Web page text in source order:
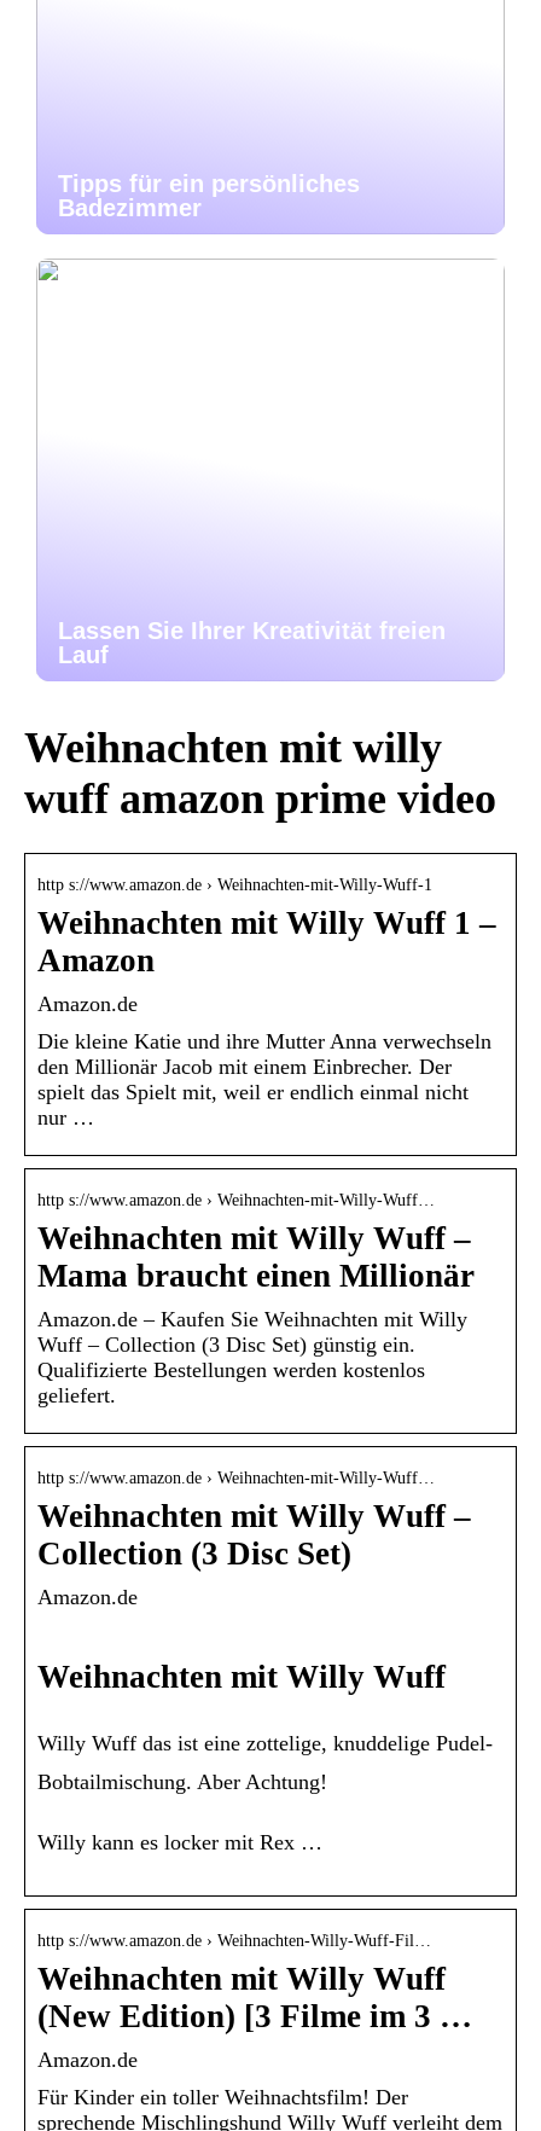
Tipps für ein persönliches
Badezimmer
Lassen Sie Ihrer Kreativität freien
Lauf
Weihnachten mit willy
wuff amazon prime video
http s://www.amazon.de › Weihnachten-mit-Willy-Wuff-1
Weihnachten mit Willy Wuff 1 –
Amazon
Amazon.de
Die kleine Katie und ihre Mutter Anna verwechseln
den Millionär Jacob mit einem Einbrecher. Der
spielt das Spielt mit, weil er endlich einmal nicht
nur …
http s://www.amazon.de › Weihnachten-mit-Willy-Wuff…
Weihnachten mit Willy Wuff –
Mama braucht einen Millionär
Amazon.de – Kaufen Sie Weihnachten mit Willy
Wuff – Collection (3 Disc Set) günstig ein.
Qualifizierte Bestellungen werden kostenlos
geliefert.
http s://www.amazon.de › Weihnachten-mit-Willy-Wuff…
Weihnachten mit Willy Wuff –
Collection (3 Disc Set)
Amazon.de
Weihnachten mit Willy Wuff
Willy Wuff das ist eine zottelige, knuddelige Pudel-
Bobtailmischung. Aber Achtung!
Willy kann es locker mit Rex …
http s://www.amazon.de › Weihnachten-Willy-Wuff-Fil…
Weihnachten mit Willy Wuff
(New Edition) [3 Filme im 3 …
Amazon.de
Für Kinder ein toller Weihnachtsfilm! Der
sprechende Mischlingshund Willy Wuff verleiht dem